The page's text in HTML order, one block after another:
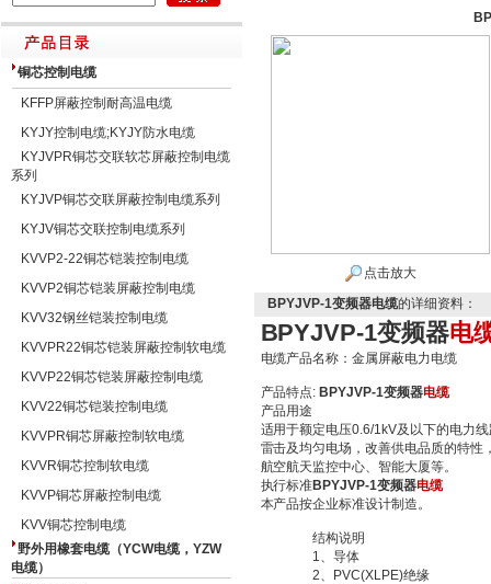
铜芯控制电缆
KFFP屏蔽控制耐高温电缆
KYJY控制电缆;KYJY防水电缆
KYJVPR铜芯交联软芯屏蔽控制电缆
系列
KYJVP铜芯交联屏蔽控制电缆系列
KYJV铜芯交联控制电缆系列
KVVP2-22铜芯铠装控制电缆
KVVP2铜芯铠装屏蔽控制电缆
KVV32钢丝铠装控制电缆
KVVPR22铜芯铠装屏蔽控制软电缆
KVVP22铜芯铠装屏蔽控制电缆
KVV22铜芯铠装控制电缆
KVVPR铜芯屏蔽控制软电缆
KVVR铜芯控制软电缆
KVVP铜芯屏蔽控制电缆
KVV铜芯控制电缆
野外用橡套电缆（YCW电缆，YZW
电缆）
点击放大
BPYJVP-1变频器电缆的详细资料：
BPYJVP-1变频器电
电缆产品名称：金属屏蔽电力电缆
产品特点: BPYJVP-1变频器电缆
产品用途
适用于额定电压0.6/1kV及以下的电力
雷击及均匀电场，改善供电品质的特
航空航天监控中心、智能大厦等。
执行标准BPYJVP-1变频器电缆
本产品按企业标准设计制造。
结构说明
1、导体
2、PVC(XLPE)绝缘